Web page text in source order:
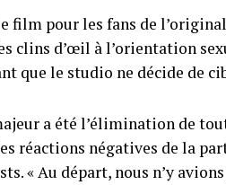
film pour les fans de
clins d’œil à l’orientation
que le studio ne décide de
a été l’élimination de
réactions négatives de la
« Au départ, nous n’y